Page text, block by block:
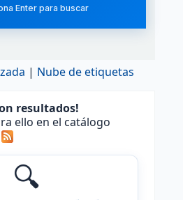
Enter para buscar
Nube de etiquetas
resultados!
ello en el catálogo
🔍